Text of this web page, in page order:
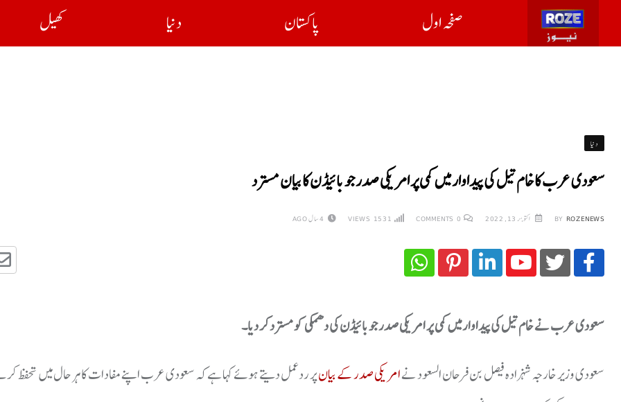
صفحہ اول پاکستان دنیا کھیل
دنیا
سعودی عرب کا خام تیل کی پیداوار میں کمی پر امریکی صدر جو بائیڈن کا بیان مسترد
BY ROZENEWS اکتوبر 13, 2022 0
1531 4 سال AGO
سعودی عرب نے خام تیل کی پیداوار میں کمی پر امریکی صدر جو بائیڈن کی دھمکی کو مسترد کر دیا۔
سعودی وزیر خارجہ شہزادہ فیصل بن فرحان السعود نےامریکی صدر کے بیانپر ردعمل دیتے ہوئے کہا ہے کہ سعودی عرب اپنے مفادات کا ہر حال میں تحفظ